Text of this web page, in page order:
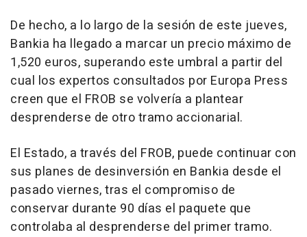
De hecho, a lo largo de la sesión de este jueves,
Bankia ha llegado a marcar un precio máximo de
1,520 euros, superando este umbral a partir del
cual los expertos consultados por Europa Press
creen que el FROB se volvería a plantear
desprenderse de otro tramo accionarial.
El Estado, a través del FROB, puede continuar con
sus planes de desinversión en Bankia desde el
pasado viernes, tras el compromiso de
conservar durante 90 días el paquete que
controlaba al desprenderse del primer tramo.